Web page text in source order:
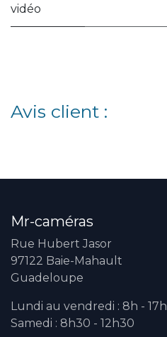
vidéo
Avis client :
Mr-caméras
Rue Hubert Jasor
97122 Baie-Mahault
Guadeloupe
Lundi au vendredi : 8h - 17h
Samedi : 8h30 - 12h30